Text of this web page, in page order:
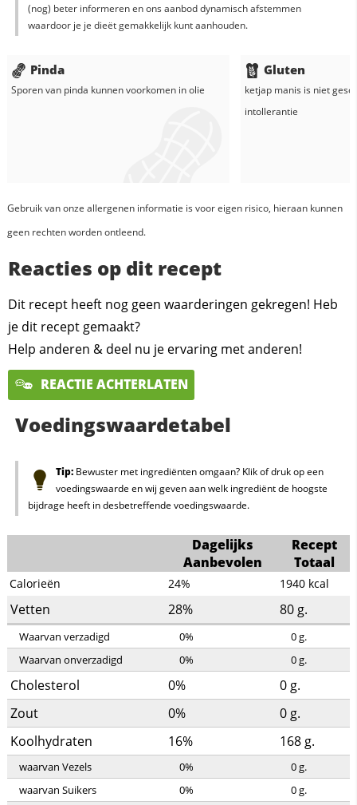
(nog) beter informeren en ons aanbod dynamisch afstemmen
waardoor je je dieët gemakkelijk kunt aanhouden.
Pinda
Sporen van pinda kunnen voorkomen inolie
Gluten
ketjap manis is niet
intollerantie
Gebruik van onze allergenen informatie is voor eigen risico, hieraan kunnen
geen rechten worden ontleend.
Reacties op dit recept
Dit recept heeft nog geen waarderingen gekregen! Heb
je dit recept gemaakt?
Help anderen & deel nu je ervaring met anderen!
REACTIE ACHTERLATEN
Voedingswaardetabel
Tip:Bewuster met ingrediënten omgaan? Klik of druk op een
voedingswaarde en wij geven aan welk ingrediënt de hoogste
bijdrage heeft in desbetreffende voedingswaarde.
Dagelijks
Aanbevolen
Recept
Totaal
Calorieën 24% 1940 kcal
Vetten 28% 80 g.
Waarvan verzadigd 0% 0g.
Waarvan onverzadigd
0% 0g.
Cholesterol 0% 0 g.
Zout
0% 0 g.
Koolhydraten
16% 168 g.
waarvan Vezels 0% 0g.
waarvan Suikers
0% 0g.